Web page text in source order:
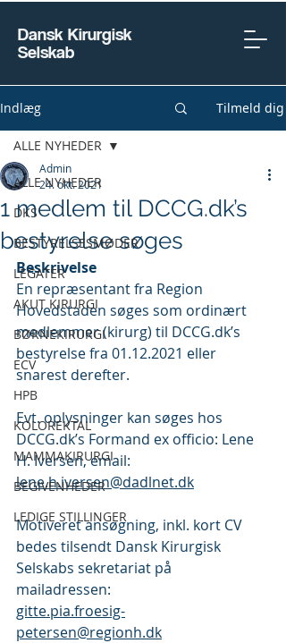
Dansk Kirurgisk
Selskab
Indlæg Tilmeld dig
ALLE NYHEDER
DKS
BESTYRELSESMØDER
LEGATER
AKUT KIRURGI
BØRNEKIRURGI
ECV
HPB
KOLOREKTAL
MAMMAKIRURGI
BEGIVENHEDER
LEDIGE STILLINGER
ALLE NYHEDER
1 medlem til DCCG.dk’s
bestyrelse søges
Admin
24. okt. 2021
Beskrivelse
En repræsentant fra Region
Hovedstaden søges som ordinært
medlemmer (kirurg) til DCCG.dk’s
bestyrelse fra 01.12.2021 eller
snarest derefter.
Evt. oplysninger kan søges hos
DCCG.dk’s Formand ex officio: Lene
H. Iversen, email:
lene.h.iversen@dadlnet.dk
Motiveret ansøgning, inkl. kort CV
bedes tilsendt Dansk Kirurgisk
Selskabs sekretariat på
mailadressen:
gitte.pia.froesig-
petersen@regionh.dk